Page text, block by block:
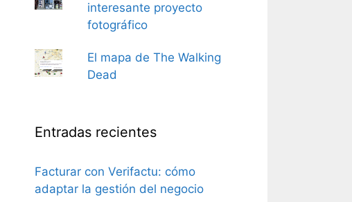
interesante proyecto
fotográfico
El mapa de The Walking
Dead
Entradas recientes
Facturar con Verifactu: cómo
adaptar la gestión del negocio